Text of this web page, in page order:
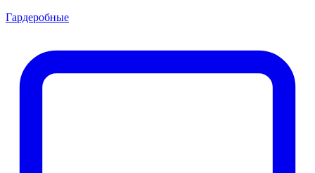
Гардеробные